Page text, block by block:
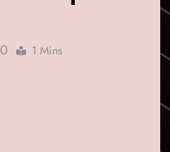
0 1 Mins